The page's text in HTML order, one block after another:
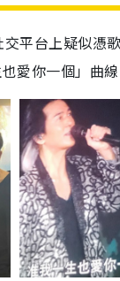
平台上疑似憑
愛你一個」曲